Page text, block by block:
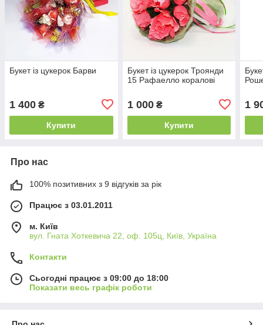
Букет із цукерок Барви
1 400 ₴
Купити
Букет із цукерок Троянди
15 Рафаелло коралові
1 000₴
Купити
1
Про нас
100% позитивних з 9 відгуків за рік
Працює з 03.01.2011
м. Київ
вул. Гната Хоткевича 22, оф. 105ц, Київ, Україна
Контакти
Сьогодні працює з 09:00 до 18:00
Показати весь графік роботи